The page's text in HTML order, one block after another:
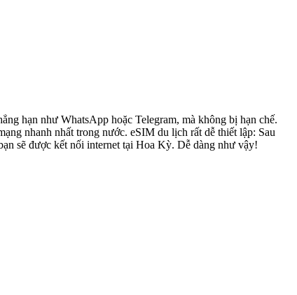
hạn như WhatsApp hoặc Telegram, mà không bị hạn chế.
nhanh nhất trong nước. eSIM du lịch rất dễ thiết lập: Sau
sẽ được kết nối internet tại Hoa Kỳ. Dễ dàng như vậy!